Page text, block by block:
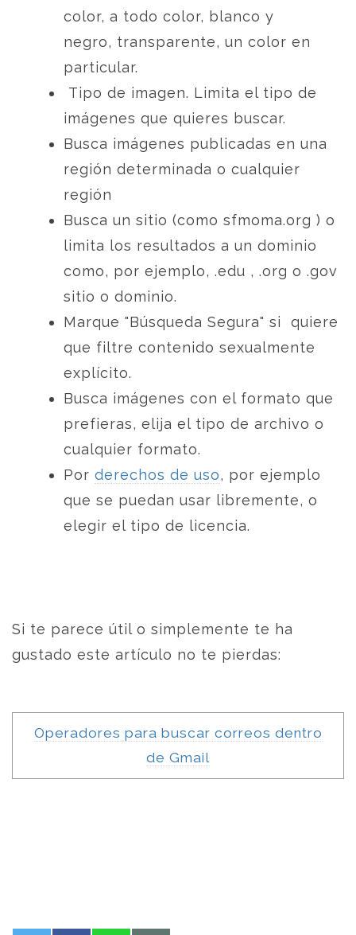
color, a todo color, blanco y
negro, transparente, un color en
particular.
Tipo de imagen. Limita el tipo de
imágenes que quieres buscar.
Busca imágenes publicadas en una
región determinada o cualquier
región
Busca un sitio (como sfmoma.org ) o
limita los resultados a un dominio
como, por ejemplo, .edu , .org o .gov
sitio o dominio.
Marque "Búsqueda Segura" si quiere
que filtre contenido sexualmente
explícito.
Busca imágenes con el formato que
prefieras, elija el tipo de archivo o
cualquier formato.
Por derechos de uso, por ejemplo
que se puedan usar libremente, o
elegir el tipo de licencia.
Si te parece útil o simplemente te ha
gustado este artículo no te pierdas:
Operadores para buscar correos dentro
de Gmail